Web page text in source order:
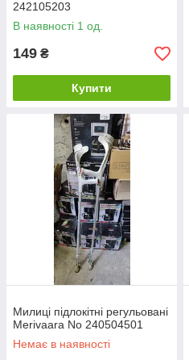
242105203
В наявності 1 од.
149 ₴
Купити
Милиці підлокітні регульовані
Merivaara No 240504501
Немає в наявності